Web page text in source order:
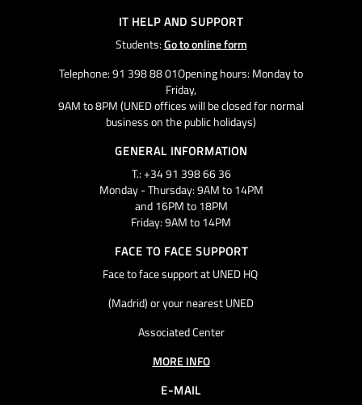
IT HELP AND SUPPORT
Students:Go to online form
Telephone: 91 398 88 01Opening hours: Monday to
Friday,
9AM to 8PM (UNED offices will be closed for normal
business on the public holidays)
GENERAL INFORMATION
T.: +34 91 398 66 36
Monday - Thursday: 9AM to 14PM
and 16PM to 18PM
Friday: 9AM to 14PM
FACE TO FACE SUPPORT
Face to face support at UNED HQ
(Madrid) or your nearest UNED
Associated Center
MORE INFO
E-MAIL